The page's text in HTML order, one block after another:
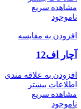
مشاهده سریع
ناموجود
افزودن به مقایسه
آچار اف12
افزودن به علاقه مندی
اطلاعات بیشتر
مشاهده سریع
ناموجود